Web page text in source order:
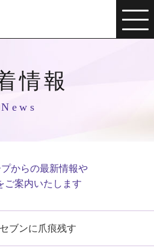
情報
News
からの最新情報や
ご案内いたします
ブンに爪痕残す